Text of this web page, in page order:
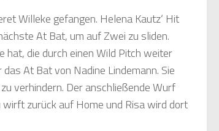
Willeke gefangen. Helena Kautz‘ Hit
At Bat, um auf Zwei zu sliden.
die durch einen Wild Pitch weiter
At Bat von Nadine Lindemann. Sie
verhindern. Der anschließende Wurf
zurück auf Home und Risa wird dort